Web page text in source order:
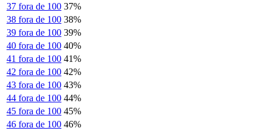
37 fora de 100 37%
38 fora de 100 38%
39 fora de 100 39%
40 fora de 100 40%
41 fora de 100 41%
42 fora de 100 42%
43 fora de 100 43%
44 fora de 100 44%
45 fora de 100 45%
46 fora de 100 46%